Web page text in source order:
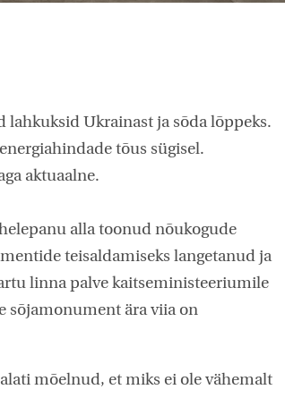
Ukrainast ja sõda lõppeks.
tõus sügisel.
aktuaalne.
alla toonud nõukogude
teisaldamiseks langetanud ja
linna palve kaitseministeeriumile
sõjamonument ära viia on
mõelnud, et miks ei ole vähemalt